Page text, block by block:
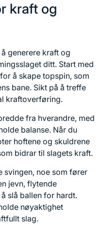
kraft og
generere kraft og
ditt. Start med
å skape topspin, som
bane. Sikt på å treffe
kraftoverføring.
fra hverandre, med
balanse. Når du
hoftene og skuldrene
bidrar til slagets kraft.
svingen, noe som fører
jevn, flytende
slå ballen for hardt.
nøyaktighet
slag.